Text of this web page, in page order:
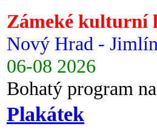
Zámeké kulturní
Nový Hrad - Jimlín
06-08 2026
Bohatý program
Plakátek